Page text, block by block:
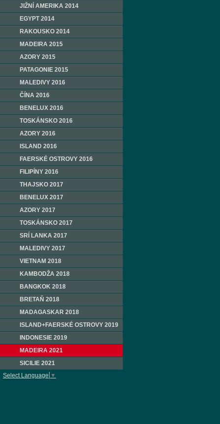
JIŽNÍ AMERIKA 2014
EGYPT 2014
RAKOUSKO 2014
MADEIRA 2015
AZORY 2015
PATAGONIE 2015
MALEDIVY 2016
ČÍNA 2016
BENELUX 2016
TOSKÁNSKO 2016
AZORY 2016
ISLAND 2016
FAERSKÉ OSTROVY 2016
FILIPÍNY 2016
THAJSKO 2017
BENELUX 2017
AZORY 2017
TOSKÁNSKO 2017
SRÍ LANKA 2017
MALEDIVY 2017
VIETNAM 2018
KAMBODŽA 2018
BANGKOK 2018
BRETAŇ 2018
MADAGASKAR 2018
ISLAND+FAERSKÉ OSTROVY 2019
INDONESIE 2019
MADEIRA 2021
SICILIE 2021
Select Language ▼